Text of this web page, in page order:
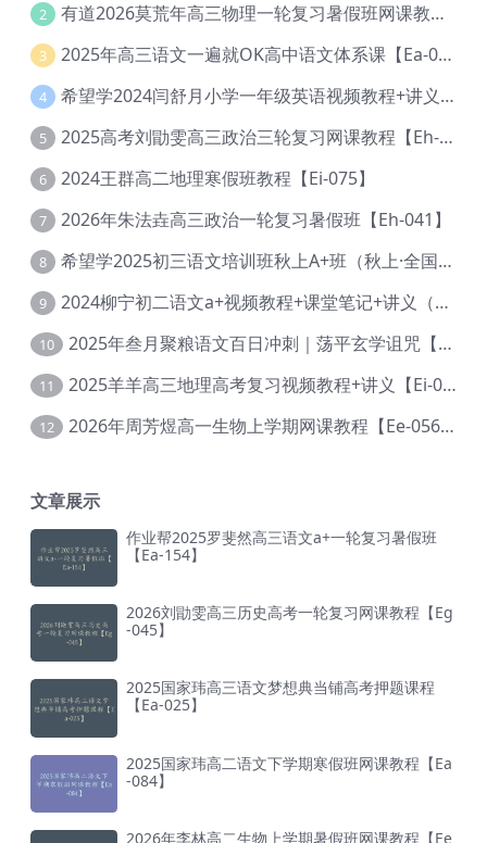
2 有道2026莫荒年高三物理一轮复习暑假班网课教程【Ef-044】
3 2025年高三语文一遍就OK高中语文体系课【Ea-028】
4 希望学2024闫舒月小学一年级英语视频教程+讲义【Cc-004】
5 2025高考刘勖雯高三政治三轮复习网课教程【Eh-061】
6 2024王群高二地理寒假班教程【Ei-075】
7 2026年朱法垚高三政治一轮复习暑假班【Eh-041】
8 希望学2025初三语文培训班秋上A+班（秋上·全国版·A+）【Da-031】
9 2024柳宁初二语文a+视频教程+课堂笔记+讲义（暑假班+秋季班）【Da-003】
10 2025年叁月聚粮语文百日冲刺｜荡平玄学诅咒【Ea-001】
11 2025羊羊高三地理高考复习视频教程+讲义【Ei-051】
12 2026年周芳煜高一生物上学期网课教程【Ee-056】
文章展示
作业帮2025罗斐然高三语文a+一轮复习暑假班
【Ea-154】
2026刘勖雯高三历史高考一轮复习网课教程【Eg
-045】
2025国家玮高三语文梦想典当铺高考押题课程
【Ea-025】
2025国家玮高二语文下学期寒假班网课教程【Ea
-084】
2026年李林高二生物上学期暑假班网课教程【Ee